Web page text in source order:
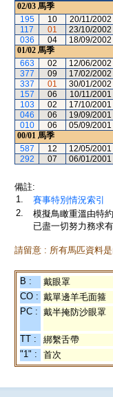
02/03 馬季
195
10 20/11/2002
117
01 23/10/2002
036
04 18/09/2002
01/02 馬季
663
02 12/06/2002
377
09 17/02/2002
337
01 30/01/2002
157
06 10/11/2001
103
02 17/10/2001
046
06 19/09/2001
010
06 05/09/2001
00/01 馬季
587
12 12/05/2001
292
07 06/01/2001
備註:
1.
賽事特別情況索引
2.
模擬鳥瞰重溫由特
已盡一切努力務求
請留意 : 所有馬匹資料
B : 戴眼罩
CO : 戴單邊羊毛面箍
PC : 戴半掩防沙眼罩
TT : 綁繫舌帶
"1" :
首次